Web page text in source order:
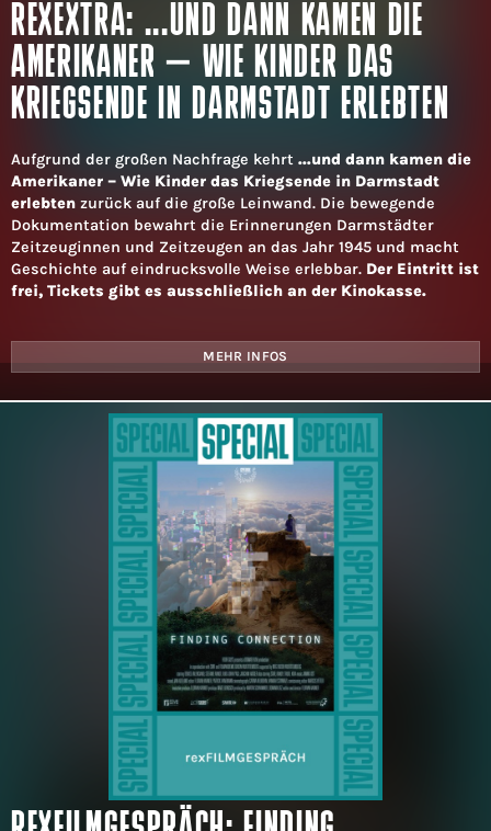
REXEXTRA: ...UND DANN KAMEN DIE
AMERIKANER – WIE KINDER DAS
KRIEGSENDE IN DARMSTADT ERLEBTEN
Aufgrund der großen Nachfrage kehrt ...und dann kamen die
Amerikaner – Wie Kinder das Kriegsende in Darmstadt
erlebten zurück auf die große Leinwand. Die bewegende
Dokumentation bewahrt die Erinnerungen Darmstädter
Zeitzeuginnen und Zeitzeugen an das Jahr 1945 und macht
Geschichte auf eindrucksvolle Weise erlebbar. Der Eintritt ist
frei, Tickets gibt es ausschließlich an der Kinokasse.
MEHR INFOS